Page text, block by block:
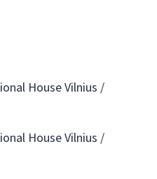
House Vilnius /
House Vilnius /